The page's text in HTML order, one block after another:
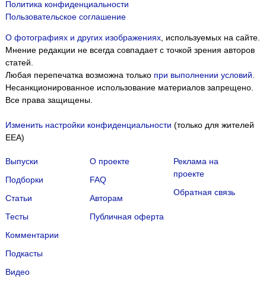
Политика конфиденциальности
Пользовательское соглашение
О фотографиях и других изображениях, используемых на сайте.
Мнение редакции не всегда совпадает с точкой зрения авторов
статей.
Любая перепечатка возможна только при выполнении условий.
Несанкционированное использование материалов запрещено.
Все права защищены.
Изменить настройки конфиденциальности (только для жителей
EEA)
Выпуски
Подборки
Статьи
Тесты
Комментарии
Подкасты
Видео
О проекте
FAQ
Авторам
Публичная оферта
Реклама на
проекте
Обратная связь